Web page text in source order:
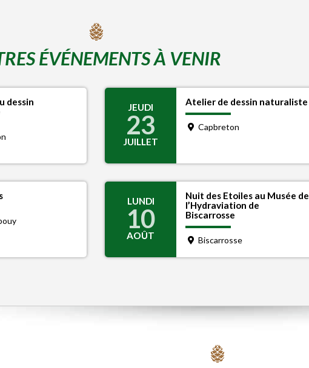
ÉVÉNEMENTS À VENIR
dessin
JEUDI
23
JUILLET
Atelier de dessin naturaliste
Capbreton
LUNDI
10
AOÛT
Nuit des Etoiles au Musée de
l’Hydraviation de
Biscarrosse
Biscarrosse